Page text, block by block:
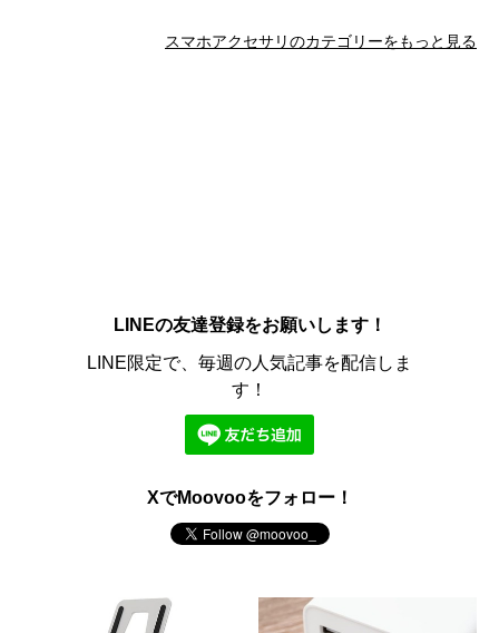
スマホアクセサリのカテゴリーをもっと見る
LINEの友達登録をお願いします！
LINE限定で、毎週の人気記事を配信しま
す！
XでMoovooをフォロー！